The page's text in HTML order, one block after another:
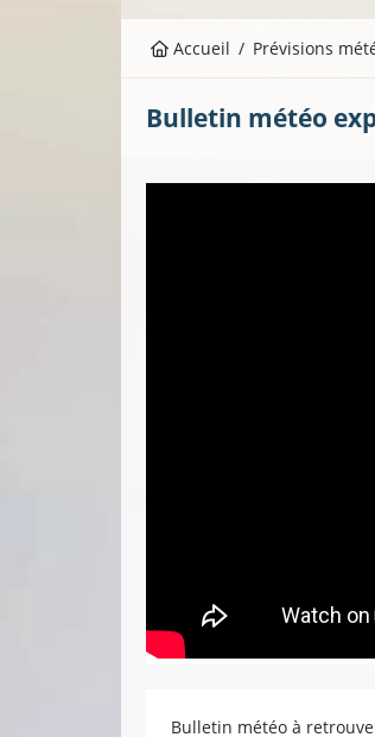
Accueil Prévisions
Bulletin météo
Bulletin météo à